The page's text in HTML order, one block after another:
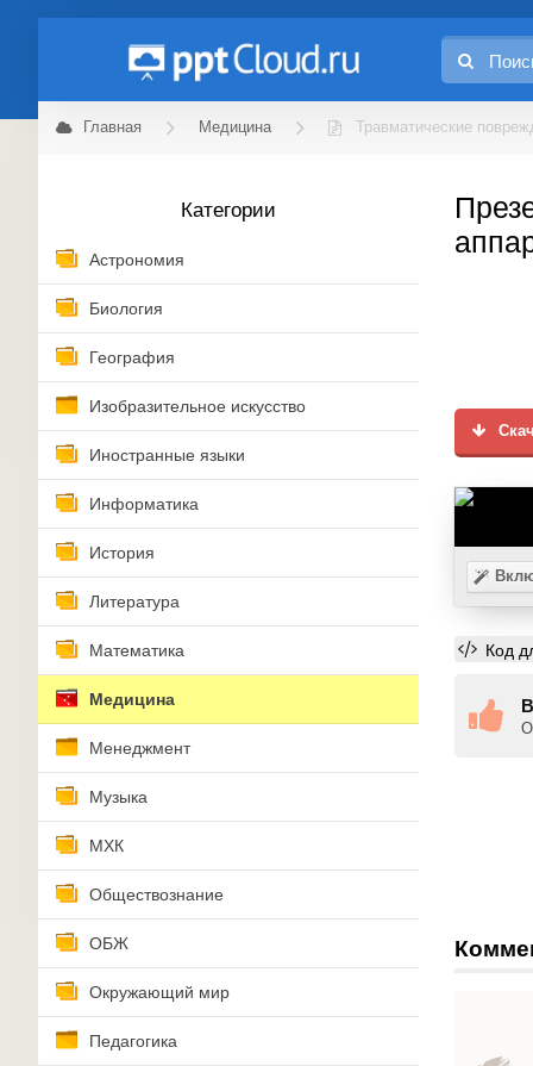
Главная Медицина Травматические
Категории
Астрономия
Биология
География
Изобразительное искусство
Иностранные языки
Информатика
История
Литература
Математика
Медицина
Менеджмент
Музыка
МХК
Обществознание
ОБЖ
Окружающий мир
Педагогика
Код